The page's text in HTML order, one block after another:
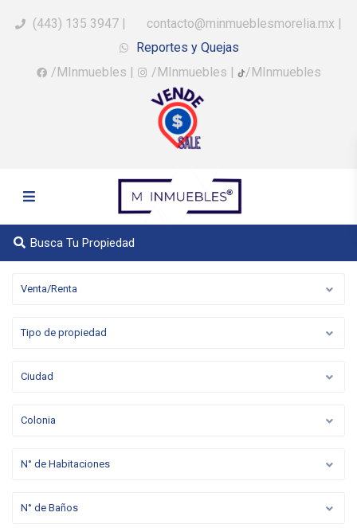
(443) 135 3947 | contacto@minmueblesmorelia.mx |
Reportes y Quejas
/MInmuebles | /MInmuebles | /MInmuebles
Busca Tu Propiedad
Venta/Renta
Tipo de propiedad
Ciudad
Colonia
N° de Habitaciones
N° de Baños